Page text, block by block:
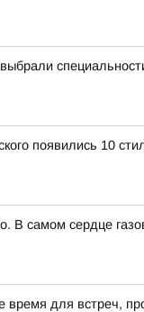
появились 10
В самом сердце
для встреч,